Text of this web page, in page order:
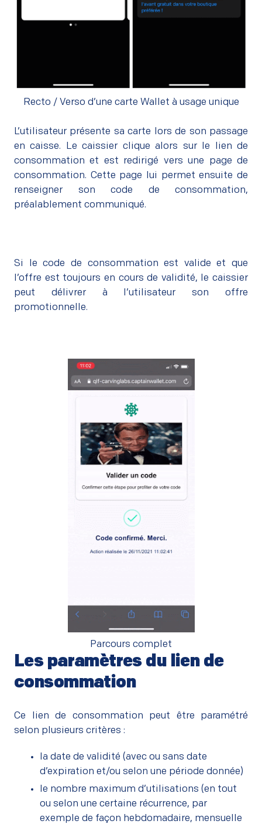
Recto / Verso d’une carte Wallet à usage unique
L’utilisateur présente sa carte lors de son passage
en caisse. Le caissier clique alors sur le lien de
consommation et est redirigé vers une page de
consommation. Cette page lui permet ensuite de
renseigner son code de consommation,
préalablement communiqué.
Si le code de consommation est valide et que
l’offre est toujours en cours de validité, le caissier
peut délivrer à l’utilisateur son offre
promotionnelle.
Parcours complet
Les paramètres du lien de
consommation
Ce lien de consommation peut être paramétré
selon plusieurs critères :
la date de validité (avec ou sans date
d’expiration et/ou selon une période donnée)
le nombre maximum d’utilisations (en tout
ou selon une certaine récurrence, par
exemple de façon hebdomadaire, mensuelle